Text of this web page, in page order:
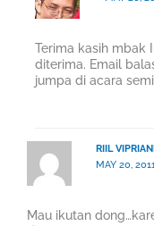
Terima kasih mbak
diterima. Email
jumpa di acara
RIIL
MAY 20,
Mau ikutan